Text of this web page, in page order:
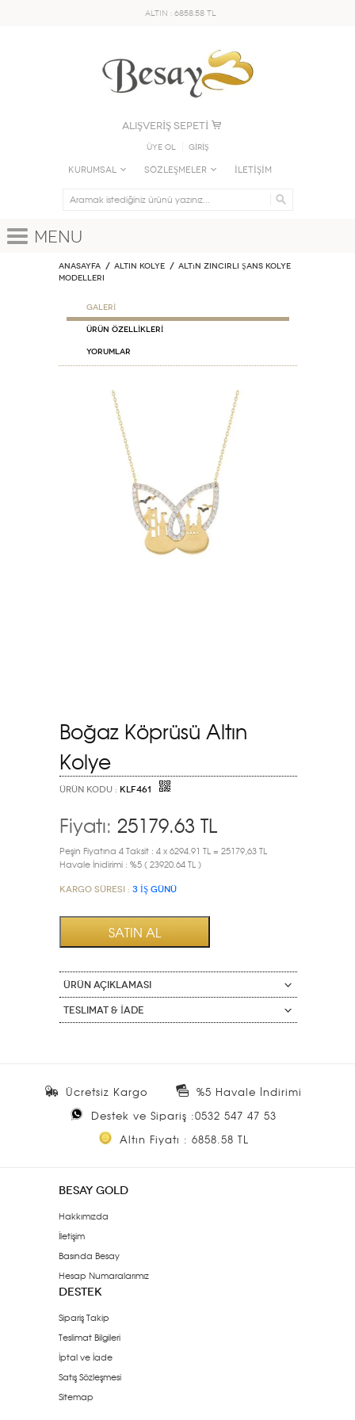
ALTIN : 6858.58 TL
ALIŞVERİŞ SEPETİ
Üye Ol GİRİŞ
KURUMSAL SÖZLEŞMELER İLETİŞİM
Menu
Anasayfa ALTIN KOLYE
Altın Zincirli Şans Kolye
Modelleri
GALERİ
ÜRÜN ÖZELLİKLERİ
Yorumlar
Boğaz Köprüsü Altın
Kolye
ÜRÜN KODU : KLF461
Fiyatı: 25179.63 TL
Peşin Fiyatına 4 Taksit : 4 x 6294.91 TL = 25179,63 TL
Havale İnidirimi : %5 ( 23920.64 TL )
Kargo Süresi : 3 İŞ GÜNÜ
ÜRÜN AÇIKLAMASI
Teslimat & İade
Ücretsiz Kargo
%5 Havale İndirimi
Destek ve Sipariş :0532 547 47 53
Altın Fiyatı : 6858.58 TL
BESAY GOLD
Hakkımızda
İletişim
Basında Besay
Hesap Numaralarımız
DESTEK
Sipariş Takip
Teslimat Bilgileri
İptal ve İade
Satış Sözleşmesi
Sitemap